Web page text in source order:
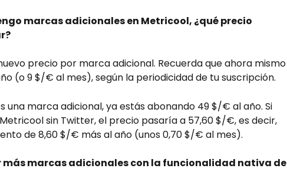
marcas adicionales en Metricool, ¿qué precio
precio por marca adicional. Recuerda que ahora mismo
(o 9 $/€ al mes), según la periodicidad de tu suscripción.
una marca adicional, ya estás abonando 49 $/€ al año. Si
sin Twitter, el precio pasaría a 57,60 $/€, es decir,
de 8,60 $/€ más al año (unos 0,70 $/€ al mes).
más marcas adicionales con la funcionalidad nativa de